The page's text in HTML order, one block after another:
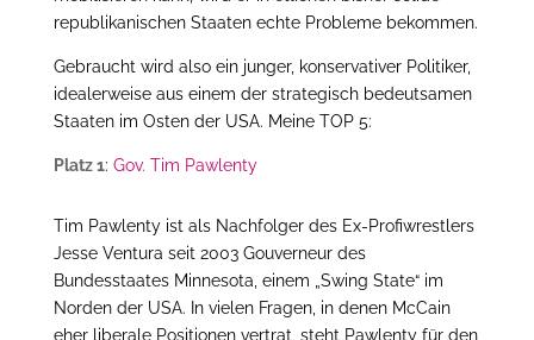
republikanischen Staaten echte Probleme bekommen.
Gebraucht wird also ein junger, konservativer Politiker,
idealerweise aus einem der strategisch bedeutsamen
Staaten im Osten der USA. Meine TOP 5:
Platz 1: Gov. Tim Pawlenty
Tim Pawlenty ist als Nachfolger des Ex-Profiwrestlers
Jesse Ventura seit 2003 Gouverneur des
Bundesstaates Minnesota, einem „Swing State“ im
Norden der USA. In vielen Fragen, in denen McCain
eher liberale Positionen vertrat, steht Pawlenty für den